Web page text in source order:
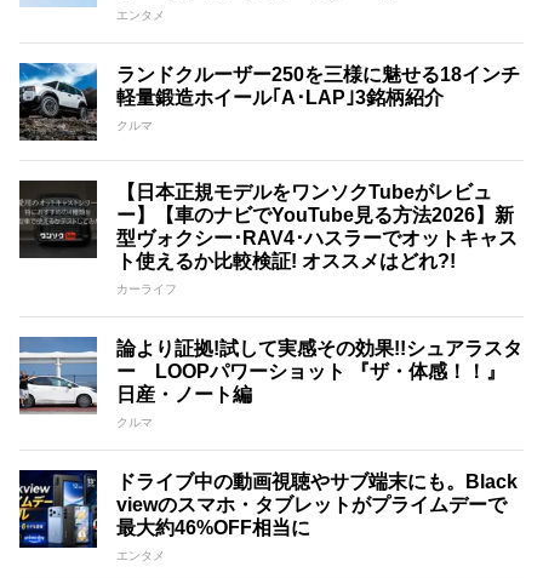
エンタメ
ランドクルーザー250を三様に魅せる18インチ
軽量鍛造ホイール｢A･LAP｣3銘柄紹介
クルマ
【日本正規モデルをワンソクTubeがレビュ
ー】【車のナビでYouTube見る方法2026】新
型ヴォクシー･RAV4･ハスラーでオットキャス
ト使えるか比較検証! オススメはどれ?!
カーライフ
論より証拠!試して実感その効果!!シュアラスタ
ー LOOPパワーショット 『ザ・体感！！』
日産・ノート編
クルマ
ドライブ中の動画視聴やサブ端末にも。Black
viewのスマホ・タブレットがプライムデーで
最大約46%OFF相当に
エンタメ